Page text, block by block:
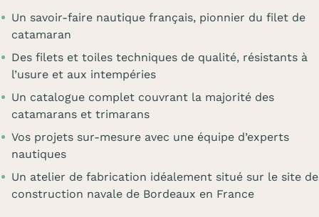
Un savoir-faire nautique français, pionnier du filet de
catamaran
Des filets et toiles techniques de qualité, résistants à
l’usure et aux intempéries
Un catalogue complet couvrant la majorité des
catamarans et trimarans
Vos projets sur-mesure avec une équipe d’experts
nautiques
Un atelier de fabrication idéalement situé sur le site de
construction navale de Bordeaux en France